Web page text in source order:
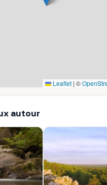
Leaflet | ©
autour